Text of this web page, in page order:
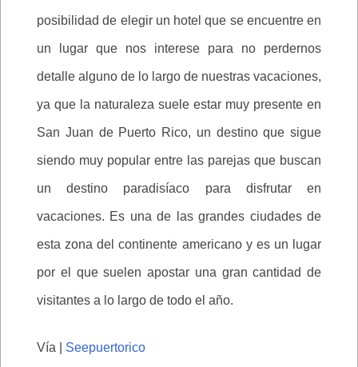
posibilidad de elegir un hotel que se encuentre en
un lugar que nos interese para no perdernos
detalle alguno de lo largo de nuestras vacaciones,
ya que la naturaleza suele estar muy presente en
San Juan de Puerto Rico, un destino que sigue
siendo muy popular entre las parejas que buscan
un destino paradisíaco para disfrutar en
vacaciones. Es una de las grandes ciudades de
esta zona del continente americano y es un lugar
por el que suelen apostar una gran cantidad de
visitantes a lo largo de todo el año.
Vía | Seepuertorico